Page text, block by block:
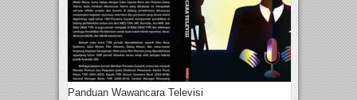
Panduan Wawancara Televisi